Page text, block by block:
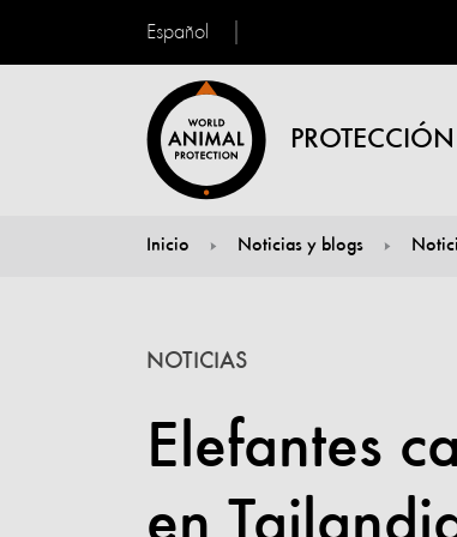
Español
Inicio Noticias y blogs
Elefantes
NOTICIAS